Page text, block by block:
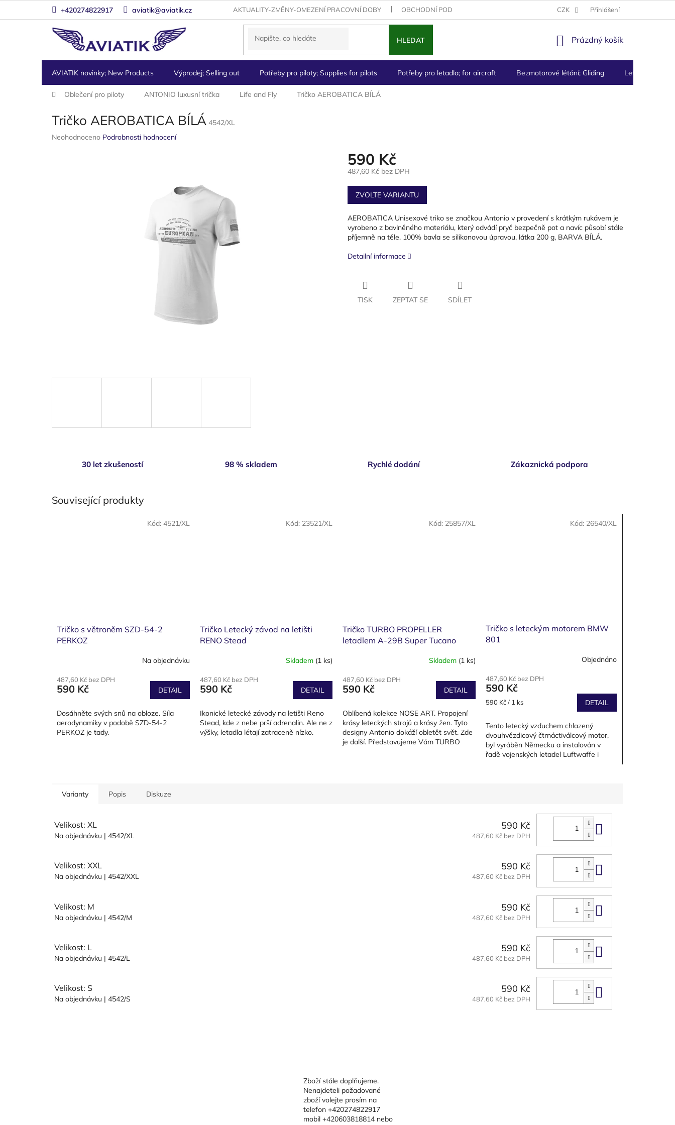
+420274822917 aviatik@aviatik.cz AKTUALITY-ZMĚNY-OMEZENÍ PRACOVNÍ DOBY OBCHODNÍ PODMÍNKY PODMÍNKY OCHRANY OSOBNÍCH ÚDAJŮ
CZK Přihlášení
HLEDAT
NÁKUPNÍ
Prázdný košík
AVIATIK novinky; New Products Výprodej; Selling out Potřeby pro piloty; Supplies for pilots Potřeby pro letadla; for aircraft Bezmotorové létání; Gliding
Letecké
Oblečení pro piloty ANTONIO luxusní trička Life and Fly Tričko AEROBATICA BÍLÁ
Tričko AEROBATICA BÍLÁ 4542/XL
Průměrné
Neohodnoceno Podrobnosti hodnocení
590 Kč
487,60 Kč bez DPH
Měrná
cena:
ZVOLTE VARIANTU
AEROBATICA Unisexové triko se značkou Antonio v provedení s krátkým rukávem je
vyrobeno z bavlněného materiálu, který odvádí pryč bezpečně pot a navíc působí stále
příjemně na těle. 100% bavla se silikonovou úpravou, látka 200 g, BARVA BÍLÁ.
Detailní informace
TISK ZEPTAT SE SDÍLET
30 let zkušeností 98 % skladem Rychlé dodání Zákaznická podpora
Související produkty
Tričko s větroněm SZD-54-2
PERKOZ
Na objednávku
487,60 Kč bez DPH
590 Kč DETAIL
Dosáhněte svých snů na obloze. Síla
aerodynamiky v podobě SZD-54-2
PERKOZ je tady.
Kód: 4521/XL
Tričko Letecký závod na letišti
RENO Stead
Skladem (1 ks)
487,60 Kč bez DPH
590 Kč DETAIL
Ikonické letecké závody na letišti Reno
Stead, kde z nebe prší adrenalin. Ale ne z
výšky, letadla létají zatraceně nízko.
Kód: 23521/XL
Tričko TURBO PROPELLER
letadlem A-29B Super Tucano
Skladem (1 ks)
487,60 Kč bez DPH
590 Kč DETAIL
Oblíbená kolekce NOSE ART. Propojení
krásy leteckých strojů a krásy žen. Tyto
designy Antonio dokáží obletět svět. Zde
je další. Představujeme Vám TURBO
Kód: 25857/XL
Tričko s leteckým motorem BMW
801
Objednáno
487,60 Kč bez DPH
590 Kč
Měrná
590 Kč / 1 ks DETAIL
Tento letecký vzduchem chlazený
dvouhvězdicový čtrnáctiválcový motor,
byl vyráběn Německu a instalován v
řadě vojenských letadel Luftwaffe i
Kód: 26540/XL
Varianty Popis Diskuze
Velikost: XL
Na objednávku | 4542/XL
590 Kč
487,60 Kč bez DPH Do košíku
Velikost: XXL
Na objednávku | 4542/XXL
590 Kč
487,60 Kč bez DPH Do košíku
Velikost: M
Na objednávku | 4542/M
590 Kč
487,60 Kč bez DPH Do košíku
Velikost: L
Na objednávku | 4542/L
590 Kč
487,60 Kč bez DPH Do košíku
Velikost: S
Na objednávku | 4542/S
590 Kč
487,60 Kč bez DPH Do košíku
Zboží stále doplňujeme.
Nenajdeteli požadované
zboží volejte prosím na
telefon +420274822917
mobil +420603818814 nebo